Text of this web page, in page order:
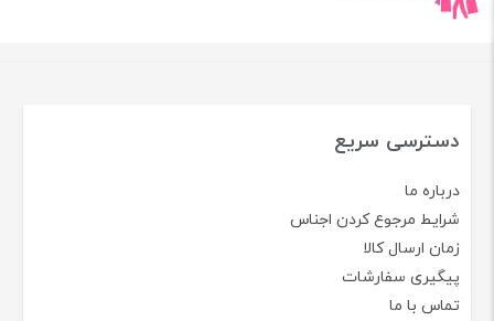
دسترسی سریع
درباره ما
شرایط مرجوع کردن اجناس
زمان ارسال کالا
پیگیری سفارشات
تماس با ما